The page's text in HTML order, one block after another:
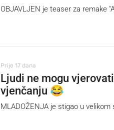
OBJAVLJEN je teaser za remake
Prije 17 dana
Ljudi ne mogu
vjenčanju 😂
MLADOŽENJA je stigao u velikom